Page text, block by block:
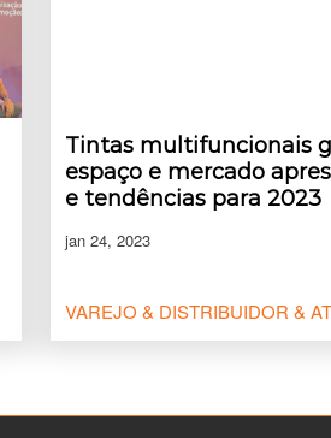
Tintas multifuncionais
espaço e mercado
e tendências para 2023
jan 24, 2023
VAREJO & DISTRIBUIDOR &